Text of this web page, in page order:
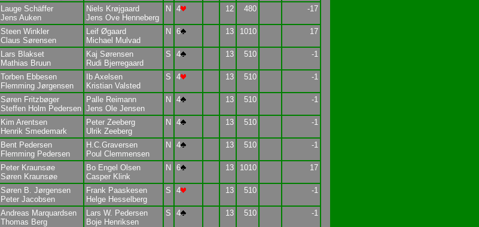
Lauge Schäffer
Jens Auken
Niels Krøjgaard
Jens Ove Henneberg
N 4 12 480 -17
Steen Winkler
Claus Sørensen
Leif Øgaard
Michael Mulvad
N 6 13 1010 17
Lars Blakset
Mathias Bruun
Kaj Sørensen
Rudi Bjerregaard
S 4 13 510 -1
Torben Ebbesen
Flemming Jørgensen
Ib Axelsen
Kristian Valsted
S 4 13 510 -1
Søren Fritzbøger
Steffen Holm Pedersen
Palle Reimann
Jens Ole Jensen
N 4 13 510 -1
Kim Arentsen
Henrik Smedemark
Peter Zeeberg
Ulrik Zeeberg
N 4 13 510 -1
Bent Pedersen
Flemming Pedersen
H.C.Graversen
Poul Clemmensen
N 4 13 510 -1
Peter Kraunsøe
Søren Kraunsøe
Bo Engel Olsen
Casper Klink
N 6 13 1010 17
Søren B. Jørgensen
Peter Jacobsen
Frank Paaskesen
Helge Hesselberg
S 4 13 510 -1
Andreas Marquardsen
Thomas Berg
Lars W. Pedersen
Boje Henriksen
S 4 13 510 -1